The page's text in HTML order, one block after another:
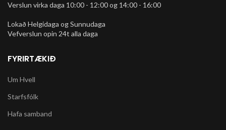
Verslun virka daga 10:00 - 12:00 og 14:00 - 16:00
Lokað Helgidaga og Sunnudaga
Vefverslun opin 24t alla daga
FYRIRTÆKIÐ
Um Hvell
Starfsfólk
Hafa samband